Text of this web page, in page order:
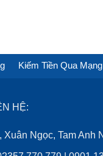
Kiếm Tiền Qua Mạng
HỆ:
Ngọc, Tam Anh